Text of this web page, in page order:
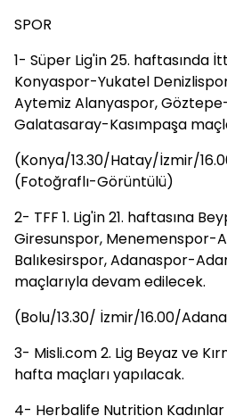
SPOR
1- Süper Lig'in 25. haftasında
Konyaspor-Yukatel
Aytemiz Alanyaspor,
Galatasaray-Kasımpaşa
(Konya/13.30/Hatay/İzmir/
(Fotoğraflı-Görüntülü)
2- TFF 1. Lig'in 21. haftasına
Giresunspor, Menemenspor-
Balıkesirspor, Adanaspor-
maçlarıyla devam edilecek.
(Bolu/13.30/ İzmir/16.00/
3- Misli.com 2. Lig Beyaz ve
hafta maçları yapılacak.
4- Herbalife Nutrition